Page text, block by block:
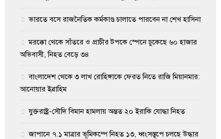
ভারতে বসে রাজনৈতিক কর্মকাণ্ড চালাতে পারবেন না শেখ হাসিনা
মরক্কো থেকে সাঁতরে ও প্রাচীর টপকে স্পেনে ঢুকেছে ৬০ হাজার
অভিবাসী, নিহত বেড়ে ৩৪
বাংলাদেশ থেকে ৩ লাখ রোহিঙ্গাকে ফেরত নিতে রাজি মিয়ানমার:
আনোয়ার ইব্রাহিম
যুক্তরাষ্ট্র-সৌদি বিমান হামলায় অন্তত ২০ ইরাকি যোদ্ধা নিহত
জাপানে ৭.১ মাত্রার ভূমিকম্পে নিহত ১৩, ধ্বংসস্তূপে চলছে উদ্ধার